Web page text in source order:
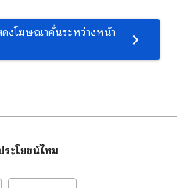
งโฆษณาคั่นระหว่างหน้า
ะโยชน์ไหม